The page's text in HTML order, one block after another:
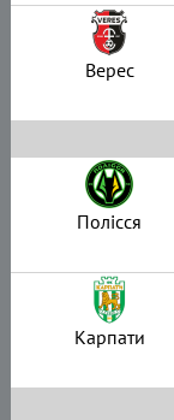
Верес
Полісся
Карпати